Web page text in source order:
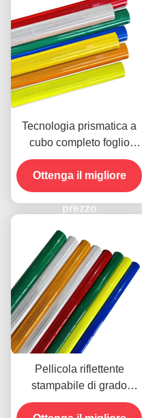
Tecnologia prismatica a
cubo completo foglio
riflettente di grado
diamante con durata di 10
anni per la sicurezza
stradale
Ottenga il migliore
prezzo
Pellicola riflettente
stampabile di grado
diamantato ad alta